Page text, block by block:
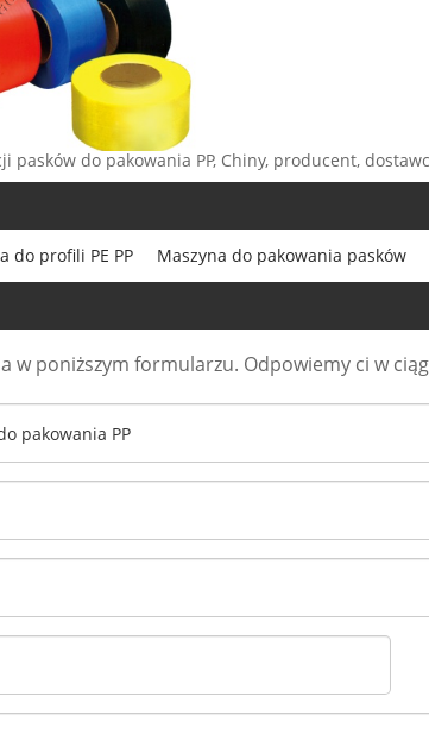
pasków do pakowania PP, Chiny, producent,
do profili PE PP Maszyna do pakowania pasków
w poniższym formularzu. Odpowiemy ci w